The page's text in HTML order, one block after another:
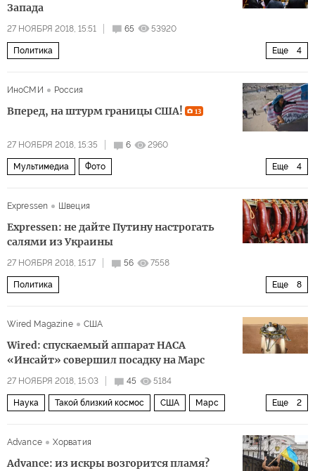
Запада
27 НОЯБРЯ 2018, 15:51 65 53920
Еще 4
Политика
ИноСМИ Россия
Вперед, на штурм границы США! 13
27 НОЯБРЯ 2018, 15:35 6 2960
Еще 4
Мультимедиа Фото
Expressen Швеция
Expressen: не дайте Путину настрогать
салями из Украины
27 НОЯБРЯ 2018, 15:17 56 7558
Еще 8
Политика
Керченский пролив Крым катастрофа MH-17
кибератака
Wired Magazine США
Wired: спускаемый аппарат НАСА
«Инсайт» совершил посадку на Марс
27 НОЯБРЯ 2018, 15:03 45 5184
Еще 2
Наука Такой близкий космос США Марс
Advance
Хорватия
Advance: из искры возгорится пламя?